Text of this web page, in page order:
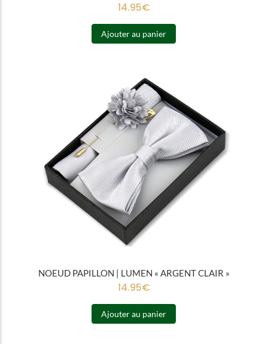
14.95€
Ajouter au panier
NOEUD PAPILLON | LUMEN « ARGENT CLAIR »
14.95€
Ajouter au panier